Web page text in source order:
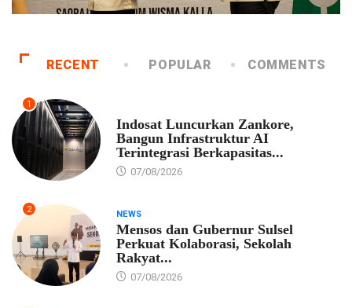
RECENT POPULAR COMMENTS
1
Indosat Luncurkan Zankore,
Bangun Infrastruktur AI
Terintegrasi Berkapasitas...
07/08/2026
2 NEWS
Mensos dan Gubernur Sulsel
Perkuat Kolaborasi, Sekolah
Rakyat...
07/08/2026